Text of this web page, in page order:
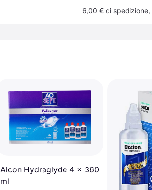
6,00 € di spedizione,
Alcon Hydraglyde 4 x 360
ml